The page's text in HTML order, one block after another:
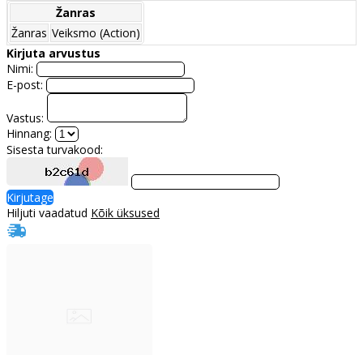
Žanras
Žanras Veiksmo (Action)
Kirjuta arvustus
Nimi:
E-post:
Vastus:
Hinnang:
Sisesta turvakood:
Kirjutage
Hiljuti vaadatud Kõik üksused